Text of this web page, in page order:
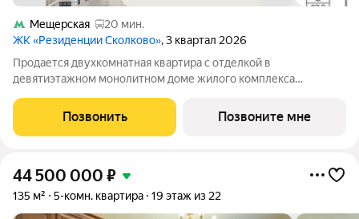
Мещерская
20 мин.
ЖК «Резиденции Сколково», 3 квартал 2026
Продается двухкомнатная квартира с отделкой в
девятиэтажном монолитном доме жилого комплекса
этаж 5 из 9. Срок сдачи - 4 квартал 2026 года. ТОЛЬКО ДО 31
АВГУСТА выгодные условия на
Позвонить Позвоните мне
44 500 000 ₽
135 м² 5-комн. квартира 19 этаж из 22